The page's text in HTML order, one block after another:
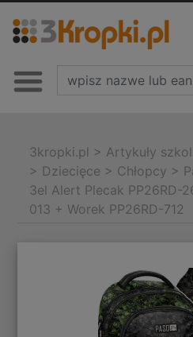
3kropki.pl > Artykuły
> Dziecięce > Chłopcy >
3el Alert Plecak PP26RD-
013 + Worek PP26RD-712